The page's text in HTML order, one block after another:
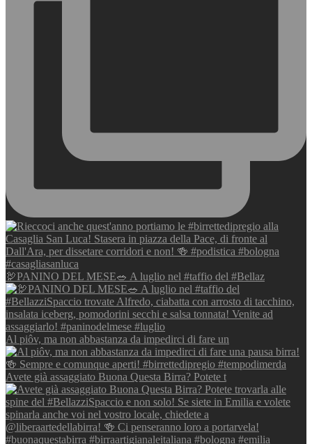
🦃PANINO DEL MESE🥗 A luglio nel #taffio del #Bellaz
Al piôv, ma non abbastanza da impedirci di fare un
Avete già assaggiato Buona Questa Birra? Potete t